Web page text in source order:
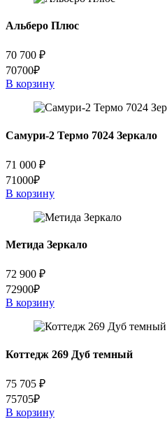
Альберо Плюс
70 700 ₽
70700₽
В корзину
Самури-2 Термо 7024 Зеркало
71 000 ₽
71000₽
В корзину
Метида Зеркало
72 900 ₽
72900₽
В корзину
Коттедж 269 Дуб темный
75 705 ₽
75705₽
В корзину